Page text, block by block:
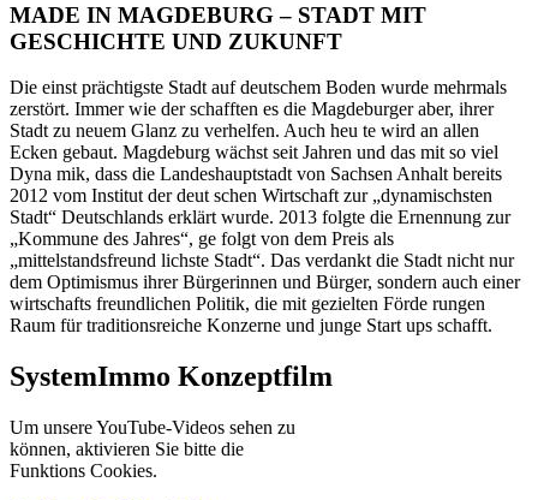
MADE IN MAGDEBURG – STADT MIT
GESCHICHTE UND ZUKUNFT
Die einst prächtigste Stadt auf deutschem Boden wurde mehrmals
zerstört. Immer wie der schafften es die Magdeburger aber, ihrer
Stadt zu neuem Glanz zu verhelfen. Auch heu te wird an allen
Ecken gebaut. Magdeburg wächst seit Jahren und das mit so viel
Dyna mik, dass die Landeshauptstadt von Sachsen Anhalt bereits
2012 vom Institut der deut schen Wirtschaft zur „dynamischsten
Stadt“ Deutschlands erklärt wurde. 2013 folgte die Ernennung zur
„Kommune des Jahres“, ge folgt von dem Preis als
„mittelstandsfreund lichste Stadt“. Das verdankt die Stadt nicht nur
dem Optimismus ihrer Bürgerinnen und Bürger, sondern auch einer
wirtschafts freundlichen Politik, die mit gezielten Förde rungen
Raum für traditionsreiche Konzerne und junge Start ups schafft.
SystemImmo Konzeptfilm
Um unsere YouTube-Videos sehen zu
können, aktivieren Sie bitte die
Funktions Cookies.